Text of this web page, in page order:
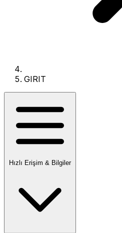
GIRIT
Hızlı Erişim & Bilgiler